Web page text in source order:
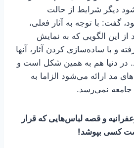
دیگر شرایط از حالت
گفت: با توجه به آثار فعلی،
از این الگویی که به نمایش
و با ساده‌سازی کردن آثار، آنها
در دنیا هم به همین شکل است و
مد ارائه می‌شود الزاما به
جامعه نمی‌رسد.
و قصه لباس‌هایی که قرار
کسی بپوشد!